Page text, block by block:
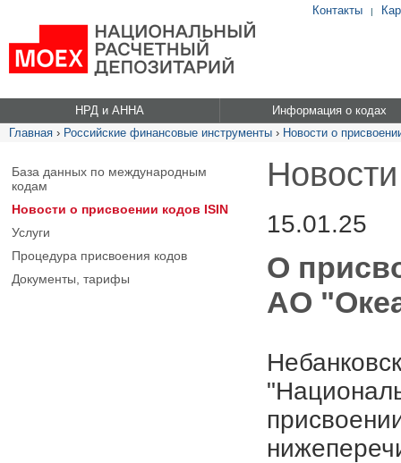
Контакты |
НРД и АННА
Информация о кодах
Главная › Российские финансовые инструменты › Новости о
База данных по международным
кодам
Новости о присвоении кодов ISIN
Услуги
Процедура присвоения кодов
Документы, тарифы
15.01.25
О
АО